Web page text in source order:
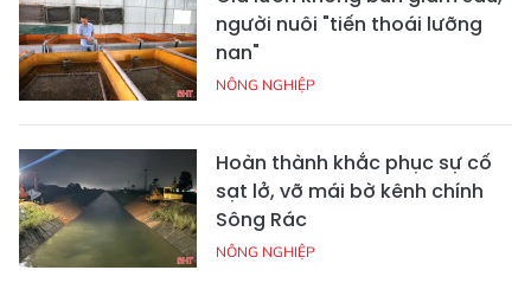
người nuôi "tiến thoái lưỡng
nan"
NÔNG NGHIỆP
Hoàn thành khắc phục sự cố
sạt lở, vỡ mái bờ kênh chính
Sông Rác
NÔNG NGHIỆP